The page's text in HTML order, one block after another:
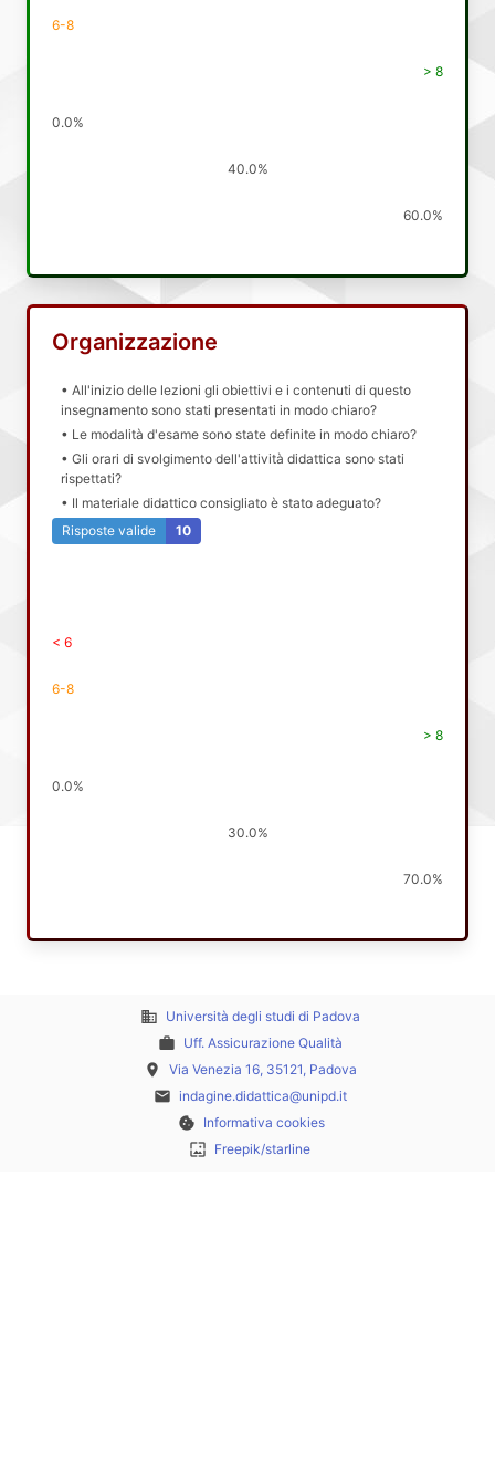
6-8
> 8
0.0%
40.0%
60.0%
Organizzazione
• All'inizio delle lezioni gli obiettivi e i contenuti di questo
insegnamento sono stati presentati in modo chiaro?
• Le modalità d'esame sono state definite in modo chiaro?
• Gli orari di svolgimento dell'attività didattica sono stati
rispettati?
• Il materiale didattico consigliato è stato adeguato?
Risposte valide
10
< 6
6-8
> 8
0.0%
30.0%
70.0%
business Università degli studi di Padova
work Uff. Assicurazione Qualità
place Via Venezia 16, 35121, Padova
email indagine.didattica@unipd.it
cookie Informativa cookies
wallpaper Freepik/starline